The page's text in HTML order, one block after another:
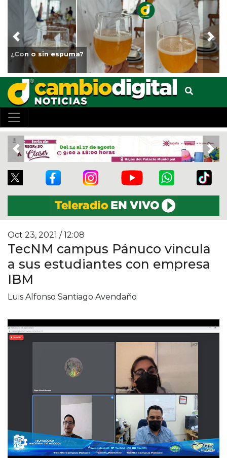
Fortalece Ayuntamiento de
animales del Parque Miguel
Previous
Previous
Oct 23, 2021 / 12:08
TecNM campus Pánuco vincula
a sus estudiantes con empresa
IBM
Luis Alfonso Santiago Avendaño